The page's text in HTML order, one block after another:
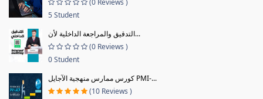
5 Student
التدقيق والمراجعة الداخلية لأن...
(0 Reviews )
0 Student
كورس ممارس منهجية الآجايل PMI-...
(10 Reviews )